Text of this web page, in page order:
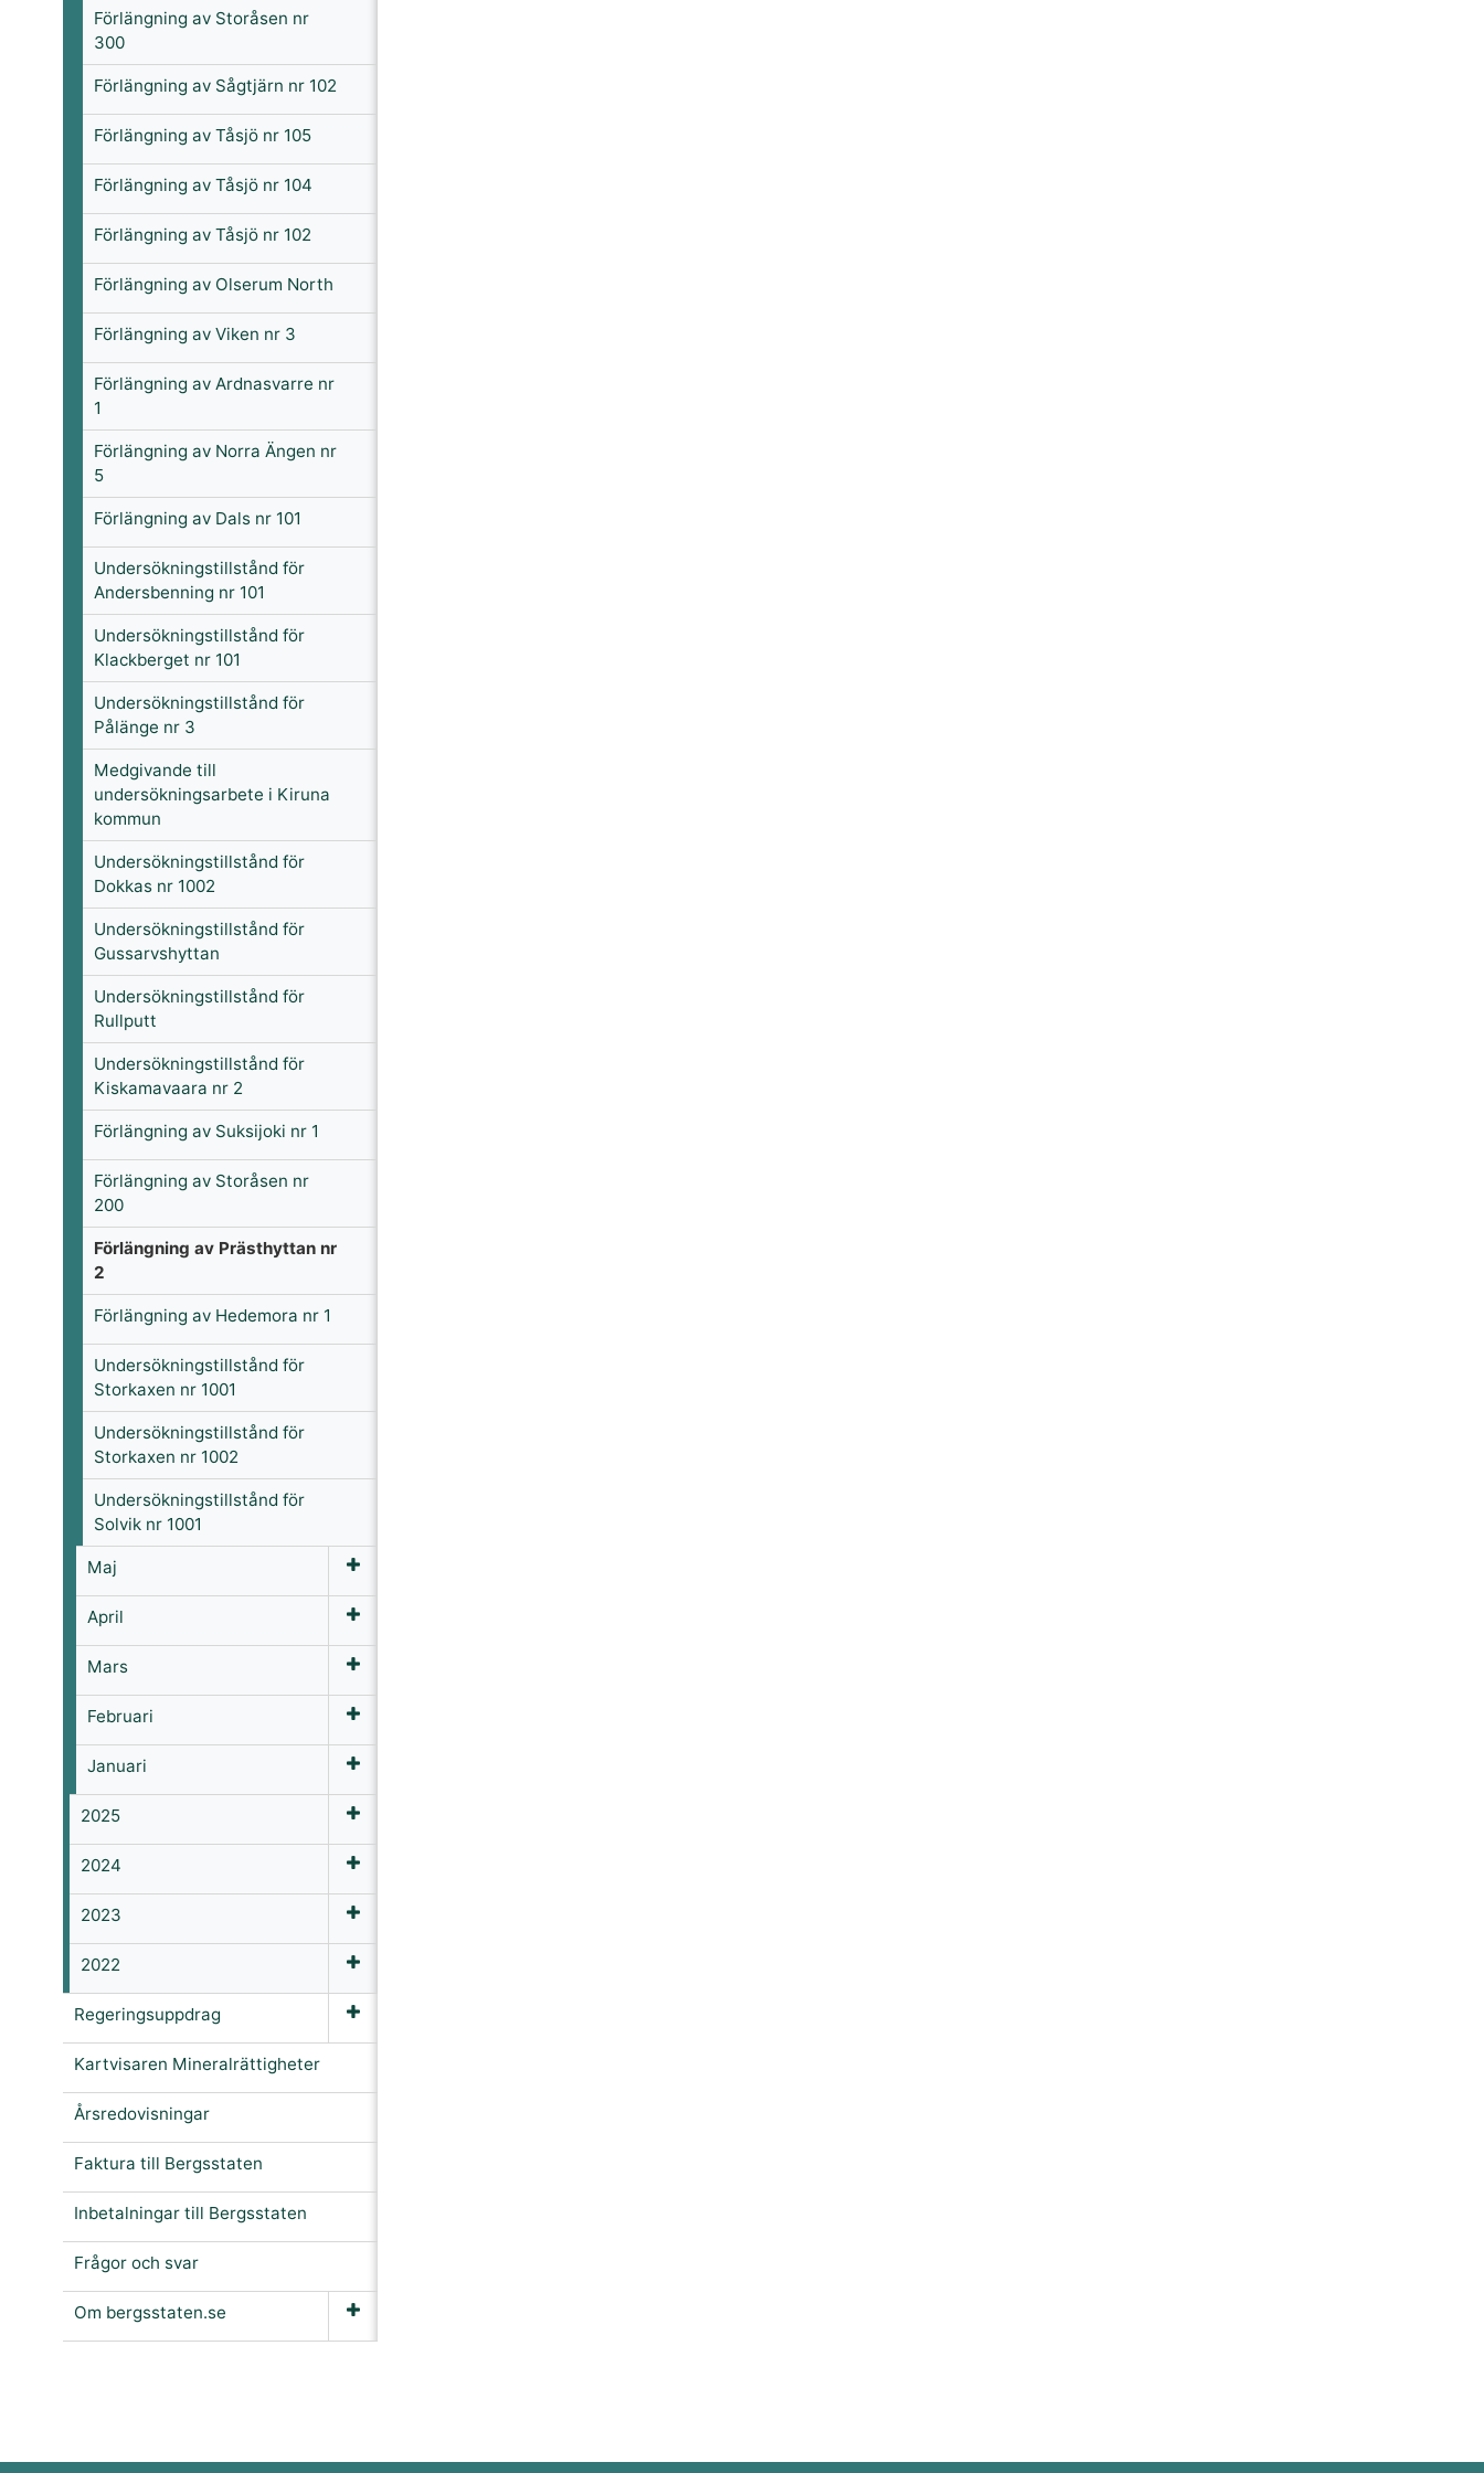
Förlängning av Storåsen nr
300
Förlängning av Sågtjärn nr 102
Förlängning av Tåsjö nr 105
Förlängning av Tåsjö nr 104
Förlängning av Tåsjö nr 102
Förlängning av Olserum North
Förlängning av Viken nr 3
Förlängning av Ardnasvarre nr
1
Förlängning av Norra Ängen nr
5
Förlängning av Dals nr 101
Undersökningstillstånd för
Andersbenning nr 101
Undersökningstillstånd för
Klackberget nr 101
Undersökningstillstånd för
Pålänge nr 3
Medgivande till
undersökningsarbete i Kiruna
kommun
Undersökningstillstånd för
Dokkas nr 1002
Undersökningstillstånd för
Gussarvshyttan
Undersökningstillstånd för
Rullputt
Undersökningstillstånd för
Kiskamavaara nr 2
Förlängning av Suksijoki nr 1
Förlängning av Storåsen nr
200
Förlängning av Prästhyttan nr
2
Förlängning av Hedemora nr 1
Undersökningstillstånd för
Storkaxen nr 1001
Undersökningstillstånd för
Storkaxen nr 1002
Undersökningstillstånd för
Solvik nr 1001
Maj
April
Mars
Februari
Januari
2025
2024
2023
2022
Regeringsuppdrag
Kartvisaren Mineralrättigheter
Årsredovisningar
Faktura till Bergsstaten
Inbetalningar till Bergsstaten
Frågor och svar
Om bergsstaten.se